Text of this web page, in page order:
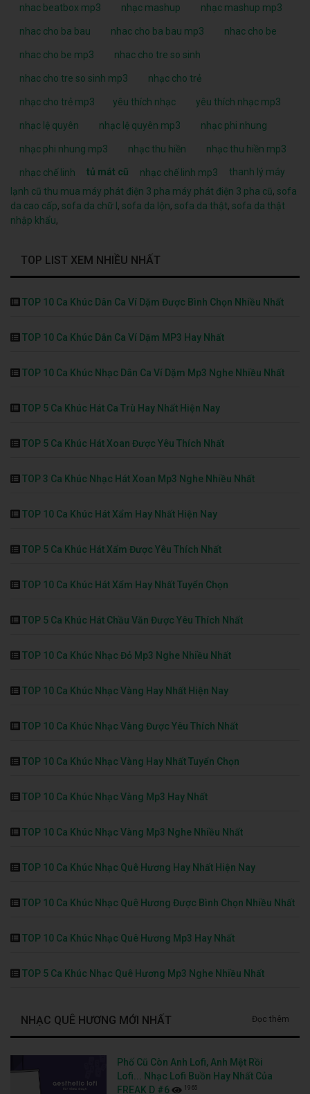
nhac beatbox mp3 nhạc mashup nhạc mashup mp3
nhac cho ba bau nhac cho ba bau mp3 nhac cho be
nhac cho be mp3 nhac cho tre so sinh
nhac cho tre so sinh mp3 nhạc cho trẻ
nhạc cho trẻ mp3 yêu thích nhạc yêu thích nhạc mp3
nhạc lệ quyên nhạc lệ quyên mp3 nhạc phi nhung
nhạc phi nhung mp3 nhạc thu hiền nhạc thu hiền mp3
nhạc chế linh tủ mát cũ nhạc chế linh mp3
thanh lý máy
lạnh cũ thu mua máy phát điện 3 pha máy phát điện 3 pha cũ, sofa
da cao cấp, sofa da chữ l , sofa da lộn, sofa da thật, sofa da thật
nhập khẩu,
TOP LIST XEM NHIỀU NHẤT
TOP 10 Ca Khúc Dân Ca Ví Dặm Được Bình Chọn Nhiều Nhất
TOP 10 Ca Khúc Dân Ca Ví Dặm MP3 Hay Nhất
TOP 10 Ca Khúc Nhạc Dân Ca Ví Dặm Mp3 Nghe Nhiều Nhất
TOP 5 Ca Khúc Hát Ca Trù Hay Nhất Hiện Nay
TOP 5 Ca Khúc Hát Xoan Được Yêu Thích Nhất
TOP 3 Ca Khúc Nhạc Hát Xoan Mp3 Nghe Nhiều Nhất
TOP 10 Ca Khúc Hát Xẩm Hay Nhất Hiện Nay
TOP 5 Ca Khúc Hát Xẩm Được Yêu Thích Nhất
TOP 10 Ca Khúc Hát Xẩm Hay Nhất Tuyển Chọn
TOP 5 Ca Khúc Hát Chầu Văn Được Yêu Thích Nhất
TOP 10 Ca Khúc Nhạc Đỏ Mp3 Nghe Nhiều Nhất
TOP 10 Ca Khúc Nhạc Vàng Hay Nhất Hiện Nay
TOP 10 Ca Khúc Nhạc Vàng Được Yêu Thích Nhất
TOP 10 Ca Khúc Nhạc Vàng Hay Nhất Tuyển Chọn
TOP 10 Ca Khúc Nhạc Vàng Mp3 Hay Nhất
TOP 10 Ca Khúc Nhạc Vàng Mp3 Nghe Nhiều Nhất
TOP 10 Ca Khúc Nhạc Quê Hương Hay Nhất Hiện Nay
TOP 10 Ca Khúc Nhạc Quê Hương Được Bình Chọn Nhiều Nhất
TOP 10 Ca Khúc Nhạc Quê Hương Mp3 Hay Nhất
TOP 5 Ca Khúc Nhạc Quê Hương Mp3 Nghe Nhiều Nhất
NHẠC QUÊ HƯƠNG MỚI NHẤT Đọc thêm
Phố Cũ Còn Anh Lofi, Anh Mệt Rồi
Lofi... Nhạc Lofi Buồn Hay Nhất Của
FREAK D #6
1965